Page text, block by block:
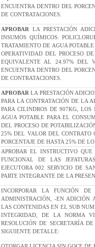
ENCUENTRA DENTRO DEL
DE CONTRATACIONES.
APROBAR LA PRESTACIÓN
INSUMOS QUÍMICOS:
TRATAMIENTO DE AGUA
OPERATIVIDAD DEL PROCESO
EQUIVALENTE AL 24.97% DEL
ENCUENTRA DENTRO DEL
DE CONTRATACIONES.
APROBAR LA PRESTACIÓN
PARA LA CONTRATACIÓN DE LA
PARA CILINDROS DE 907KG, LOS
AGUA POTABLE PARA EL
DEL PROCESO DE
25% DEL VALOR DEL CONTRATO
PORCENTAJE DE HASTA 25% DE
APROBAR EL INSTRUCTIVO
FUNCIONAL DE LAS
EJECUTORA 002 SERVICIO DE
PARTE INTEGRANTE DE LA
INCORPORAR LA FUNCIÓN
ADMINISTRACIÓN, -EN ADICIÓN
LAS CONTENIDAS EN EL SUB
INTEGRIDAD, DE LA NORMA
RESOLUCIÓN DE SECRETARÍA
SIGUIENTE DETALLE: